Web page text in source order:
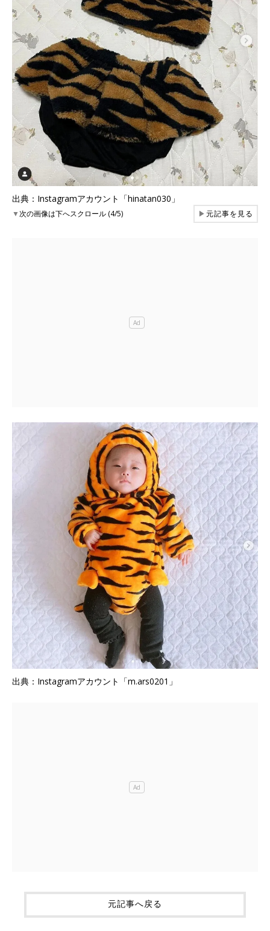
出典：Instagramアカウント「hinatan030」
▼次の画像は下へスクロール (4/5) ▶元記事を見る
出典：Instagramアカウント「m.ars0201」
元記事へ戻る